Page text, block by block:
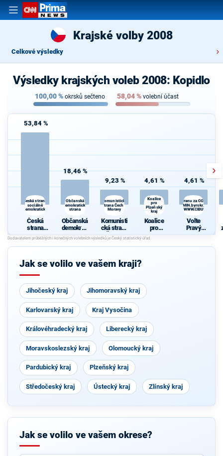
Krajské volby 2008
Celkové výsledky
Výsledky krajských voleb 2008: Kopidlo
100,00% okrsků sečteno 58,04% volební účast
53,84 %
Česká strana
sociálně
demokratická
Česká
strana
sociálně
demokrati
cká
18,46 %
Občanská
demokratická
strana
Občanská
demokrati
cká strana
9,23 %
Komunistická
strana Čech a
Moravy
Komunisti
cká strana
Čech a
Moravy
4,61 %
Koalice
pro
Plzeňský
kraj
Koalice
pro
Plzeňský
kraj
4,61 %
Volte Pravý Blok-stranu za
demokr. WWW.CIBULKA.NET
Volte
Pravý
Blok-
ODVOLAT.
Jak se volilo ve vašem kraji?
Jihočeský kraj Jihomoravský kraj
Karlovarský kraj Kraj Vysočina
Královéhradecký kraj Liberecký kraj
Moravskoslezský kraj Olomoucký kraj
Pardubický kraj Plzeňský kraj
Středočeský kraj Ústecký kraj Zlínský kraj
Jak se volilo ve vašem okrese?